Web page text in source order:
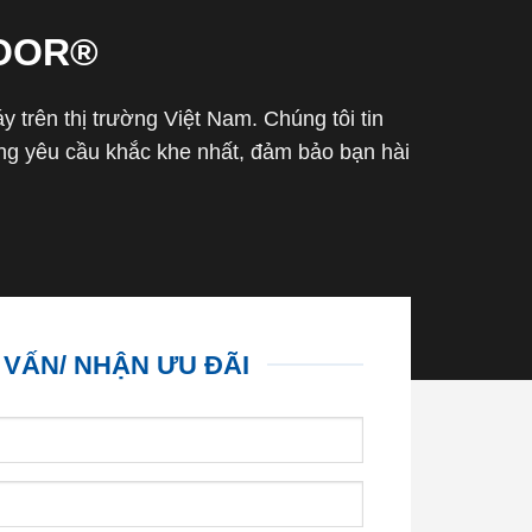
trên thị trường Việt Nam. Chúng tôi tin
yêu cầu khắc khe nhất, đảm bảo bạn hài
NHẬN ƯU ĐÃI